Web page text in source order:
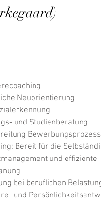
Neuorientierung
und Studienberatung
Bewerbungsprozess
Bereit für die
und effiziente
bei beruflichen
und